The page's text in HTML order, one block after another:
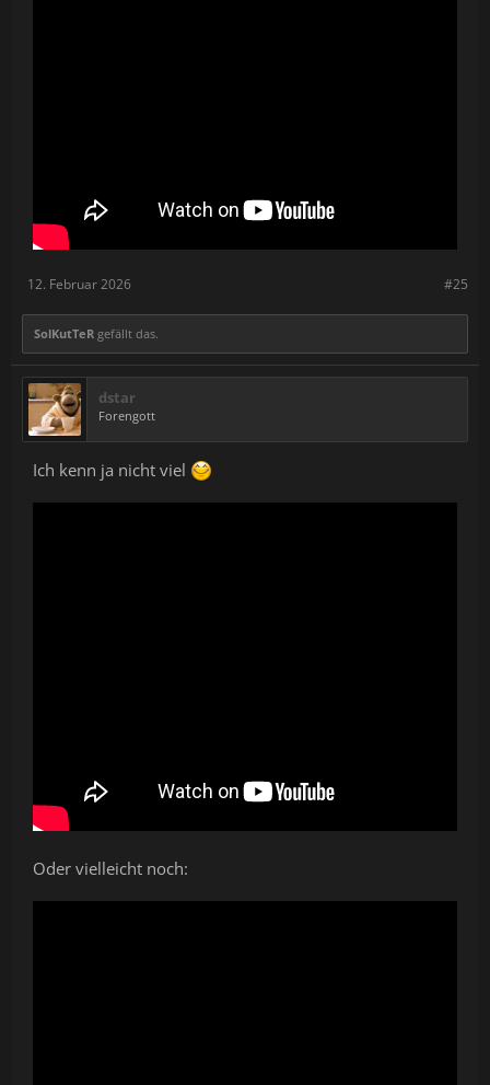
#25
12. Februar 2026
SolKutTeR gefällt das.
dstar
Forengott
Ich kenn ja nicht viel
Oder vielleicht noch: